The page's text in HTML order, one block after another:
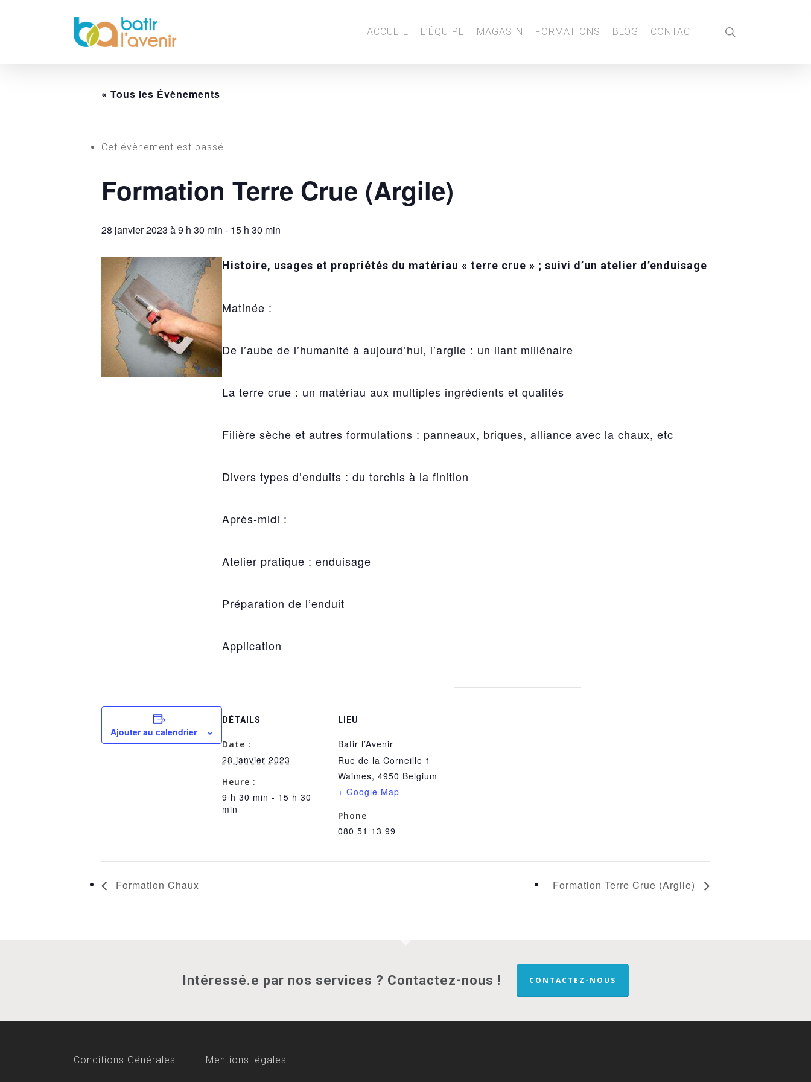
ACCUEIL L’ÉQUIPE MAGASIN FORMATIONS BLOG CONTACT
« Tous les Évènements
Cet évènement est passé
Formation Terre Crue (Argile)
28 janvier 2023 à 9 h 30 min - 15 h 30 min
Histoire, usages et propriétés du matériau « terre crue » ; suivi d’un atelier d’enduisage
Matinée :
De l’aube de l’humanité à aujourd’hui, l’argile : un liant millénaire
La terre crue : un matériau aux multiples ingrédients et qualités
Filière sèche et autres formulations : panneaux, briques, alliance avec la chaux, etc
Divers types d’enduits : du torchis à la finition
Après-midi :
Atelier pratique : enduisage
Préparation de l’enduit
Application
Ajouter au calendrier
DÉTAILS
Date :
28 janvier 2023
Heure :
9 h 30 min - 15 h 30
min
LIEU
Batir l’Avenir
Rue de la Corneille 1
Waimes, 4950 Belgium
+ Google Map
Phone
080 51 13 99
Formation Chaux Formation Terre Crue (Argile)
Intéressé.e par nos services ? Contactez-nous ! CONTACTEZ-NOUS
Conditions Générales Mentions légales